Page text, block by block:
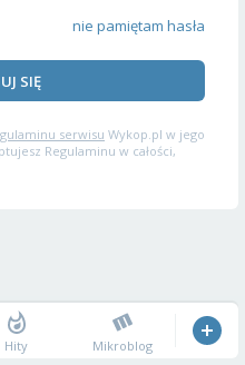
nie pamiętam hasła
SIĘ
serwisu Wykop.pl w jego
Regulaminu w całości,
Hity Mikroblog